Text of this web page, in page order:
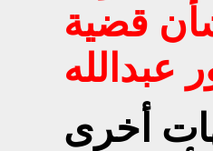
قضية
عبدالله
أخرى